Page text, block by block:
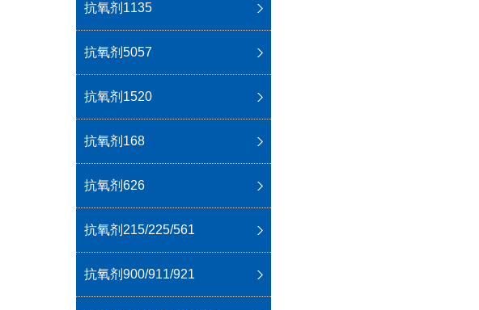
抗氧剂1135
抗氧剂5057
抗氧剂1520
抗氧剂168
抗氧剂626
抗氧剂215/225/561
抗氧剂900/911/921